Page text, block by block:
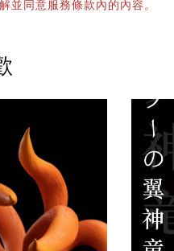
並同意服務條款內的內容。